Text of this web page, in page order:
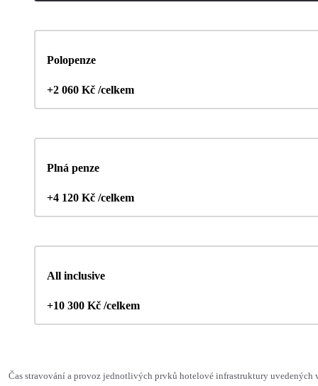
Polopenze
+2 060 Kč /celkem
Plná penze
+4 120 Kč /celkem
All inclusive
+10 300 Kč /celkem
Čas stravování a provoz jednotlivých prvků hotelové infrastruktury uvedených